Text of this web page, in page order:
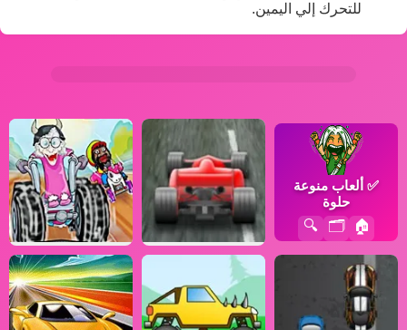
للتحرك إلي اليمين.
✅ ألعاب منوعة
حلوة
🏠
🗂️
🔍